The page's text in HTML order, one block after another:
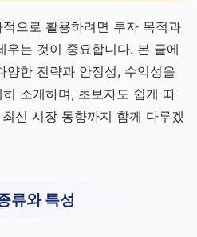
으로 활용하려면 투자 목적과
우는 것이 중요합니다. 본 글에
양한 전략과 안정성, 수익성을
소개하며, 초보자도 쉽게 따
신 시장 동향까지 함께 다루겠
류와 특성